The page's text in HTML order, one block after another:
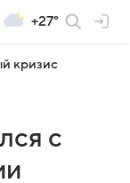
+27°
кризис
с